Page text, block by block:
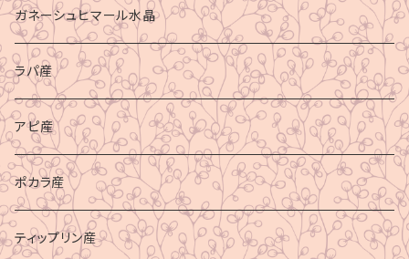
ガネーシュヒマール水晶
ラパ産
アピ産
ポカラ産
ティップリン産